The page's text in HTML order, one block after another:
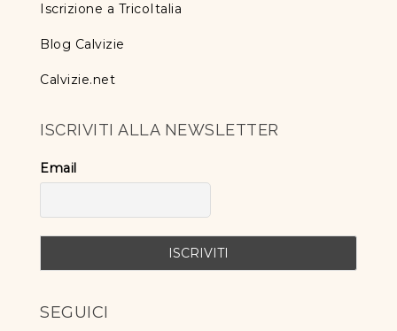
Iscrizione a TricoItalia
Blog Calvizie
Calvizie.net
ISCRIVITI ALLA NEWSLETTER
Email
SEGUICI